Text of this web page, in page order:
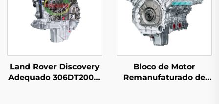
Land Rover Discovery
Adequado 306DT2005-
Bloco de Motor
Remanufaturado de